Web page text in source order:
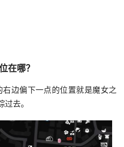
在哪？
边偏下一点的位置就是魔女之
去。